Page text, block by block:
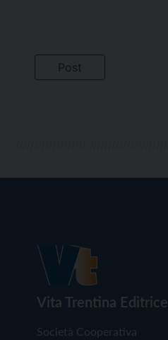
Vita Trentina Editrice
Società Cooperativa